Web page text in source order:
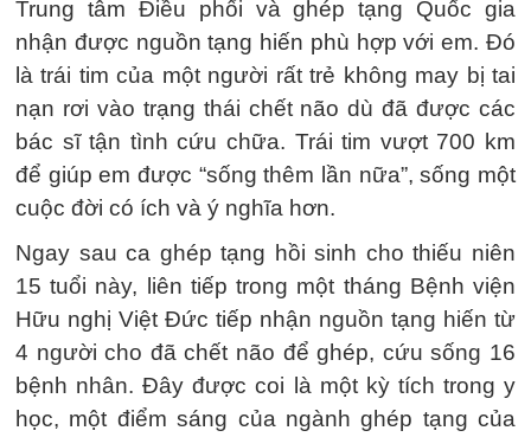
Trung tâm Điều phối và ghép tạng Quốc gia
nhận được nguồn tạng hiến phù hợp với em. Đó
là trái tim của một người rất trẻ không may bị tai
nạn rơi vào trạng thái chết não dù đã được các
bác sĩ tận tình cứu chữa. Trái tim vượt 700 km
để giúp em được “sống thêm lần nữa”, sống một
cuộc đời có ích và ý nghĩa hơn.
Ngay sau ca ghép tạng hồi sinh cho thiếu niên
15 tuổi này, liên tiếp trong một tháng Bệnh viện
Hữu nghị Việt Đức tiếp nhận nguồn tạng hiến từ
4 người cho đã chết não để ghép, cứu sống 16
bệnh nhân. Đây được coi là một kỳ tích trong y
học, một điểm sáng của ngành ghép tạng của